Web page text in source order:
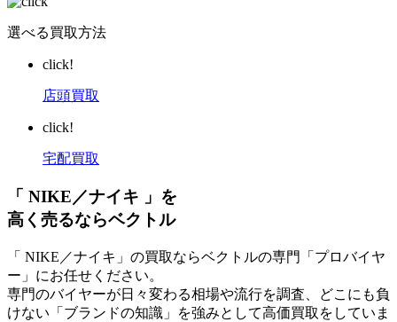
選べる買取方法
click!
店頭買取
click!
宅配買取
「 NIKE／ナイキ 」を
高く売るならベクトル
「 NIKE／ナイキ」の買取ならベクトルの専門「プロバイヤ
ー」にお任せください。
専門のバイヤーが日々変わる相場や流行を調査、どこにも負
けない「ブランドの知識」を強みとして高価買取をしていま